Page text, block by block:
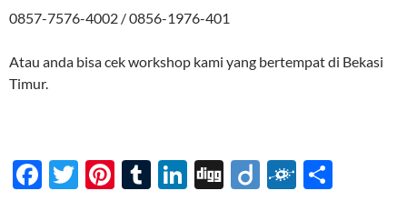
0857-7576-4002 / 0856-1976-401
Atau anda bisa cek workshop kami yang bertempat di Bekasi
Timur.
F
T
Pi T
Li
Di Di F